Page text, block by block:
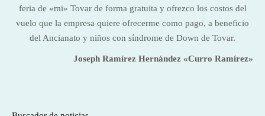
feria de «mi» Tovar de forma gratuita y ofrezco los costos del
vuelo que la empresa quiere ofrecerme como pago, a beneficio
del Ancianato y niños con síndrome de Down de Tovar.
Joseph Ramírez Hernández «Curro Ramírez»